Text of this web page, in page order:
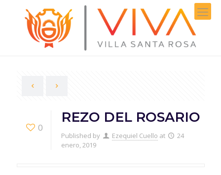
0
REZO DEL ROSARIO
Published by Ezequiel Cuello at
24
enero, 2019